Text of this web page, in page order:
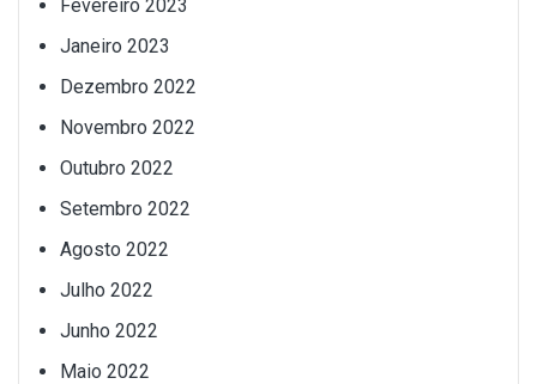
Fevereiro 2023
Janeiro 2023
Dezembro 2022
Novembro 2022
Outubro 2022
Setembro 2022
Agosto 2022
Julho 2022
Junho 2022
Maio 2022